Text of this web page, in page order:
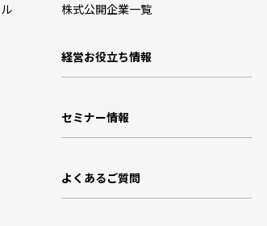
株式公開企業一覧
経営お役立ち情報
セミナー情報
よくあるご質問